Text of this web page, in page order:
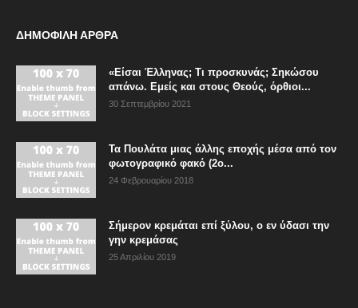
ΔΗΜΟΦΙΛΗ ΑΡΘΡΑ
«Είσαι Έλληνας; Τι προσκυνάς; Σηκώσου
απάνω. Εμείς και στους Θεούς, όρθιοι...
30 Σεπτεμβρίου 2021
Τα Πουλάτα μιας άλλης εποχής μέσα από τον
φωτογραφικό φακό (2ο...
24 Φεβρουαρίου 2018
Σήμερον κρεμάται επί ξύλου, ο εν ύδασι την
γην κρεμάσας
25 Απριλίου 2019